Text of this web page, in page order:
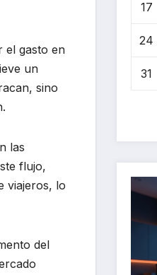
el gasto en
un
sino
las
flujo,
viajeros, lo
del
17
24
31